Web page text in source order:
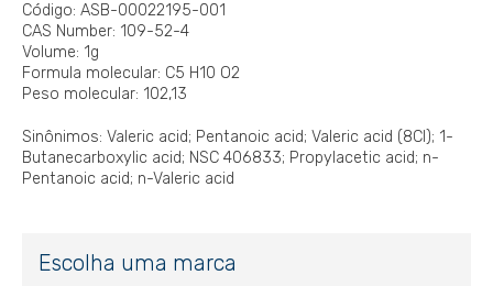
Código: ASB-00022195-001
CAS Number: 109-52-4
Volume: 1g
Formula molecular: C5 H10 O2
Peso molecular: 102,13
Sinônimos: Valeric acid; Pentanoic acid; Valeric acid (8CI); 1-
Butanecarboxylic acid; NSC 406833; Propylacetic acid; n-
Pentanoic acid; n-Valeric acid
Escolha uma marca